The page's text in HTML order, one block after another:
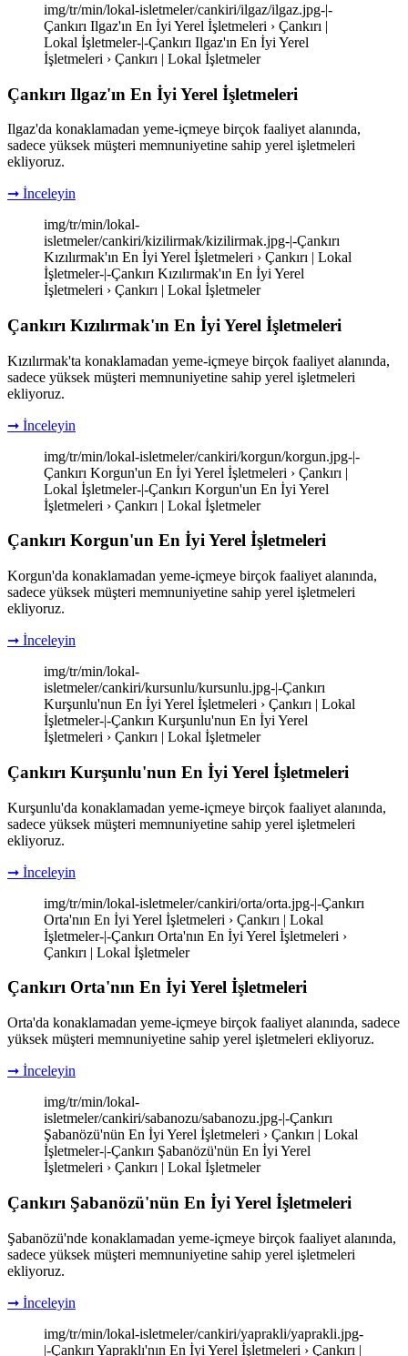
img/tr/min/lokal-isletmeler/cankiri/ilgaz/ilgaz.jpg-|-
Çankırı Ilgaz'ın En İyi Yerel İşletmeleri › Çankırı |
Lokal İşletmeler-|-Çankırı Ilgaz'ın En İyi Yerel
İşletmeleri › Çankırı | Lokal İşletmeler
Çankırı Ilgaz'ın En İyi Yerel İşletmeleri
Ilgaz'da konaklamadan yeme-içmeye birçok faaliyet alanında,
sadece yüksek müşteri memnuniyetine sahip yerel işletmeleri
ekliyoruz.
➞ İnceleyin
img/tr/min/lokal-
isletmeler/cankiri/kizilirmak/kizilirmak.jpg-|-Çankırı
Kızılırmak'ın En İyi Yerel İşletmeleri › Çankırı | Lokal
İşletmeler-|-Çankırı Kızılırmak'ın En İyi Yerel
İşletmeleri › Çankırı | Lokal İşletmeler
Çankırı Kızılırmak'ın En İyi Yerel İşletmeleri
Kızılırmak'ta konaklamadan yeme-içmeye birçok faaliyet alanında,
sadece yüksek müşteri memnuniyetine sahip yerel işletmeleri
ekliyoruz.
➞ İnceleyin
img/tr/min/lokal-isletmeler/cankiri/korgun/korgun.jpg-|-
Çankırı Korgun'un En İyi Yerel İşletmeleri › Çankırı |
Lokal İşletmeler-|-Çankırı Korgun'un En İyi Yerel
İşletmeleri › Çankırı | Lokal İşletmeler
Çankırı Korgun'un En İyi Yerel İşletmeleri
Korgun'da konaklamadan yeme-içmeye birçok faaliyet alanında,
sadece yüksek müşteri memnuniyetine sahip yerel işletmeleri
ekliyoruz.
➞ İnceleyin
img/tr/min/lokal-
isletmeler/cankiri/kursunlu/kursunlu.jpg-|-Çankırı
Kurşunlu'nun En İyi Yerel İşletmeleri › Çankırı | Lokal
İşletmeler-|-Çankırı Kurşunlu'nun En İyi Yerel
İşletmeleri › Çankırı | Lokal İşletmeler
Çankırı Kurşunlu'nun En İyi Yerel İşletmeleri
Kurşunlu'da konaklamadan yeme-içmeye birçok faaliyet alanında,
sadece yüksek müşteri memnuniyetine sahip yerel işletmeleri
ekliyoruz.
➞ İnceleyin
img/tr/min/lokal-isletmeler/cankiri/orta/orta.jpg-|-Çankırı
Orta'nın En İyi Yerel İşletmeleri › Çankırı | Lokal
İşletmeler-|-Çankırı Orta'nın En İyi Yerel İşletmeleri ›
Çankırı | Lokal İşletmeler
Çankırı Orta'nın En İyi Yerel İşletmeleri
Orta'da konaklamadan yeme-içmeye birçok faaliyet alanında, sadece
yüksek müşteri memnuniyetine sahip yerel işletmeleri ekliyoruz.
➞ İnceleyin
img/tr/min/lokal-
isletmeler/cankiri/sabanozu/sabanozu.jpg-|-Çankırı
Şabanözü'nün En İyi Yerel İşletmeleri › Çankırı | Lokal
İşletmeler-|-Çankırı Şabanözü'nün En İyi Yerel
İşletmeleri › Çankırı | Lokal İşletmeler
Çankırı Şabanözü'nün En İyi Yerel İşletmeleri
Şabanözü'nde konaklamadan yeme-içmeye birçok faaliyet alanında,
sadece yüksek müşteri memnuniyetine sahip yerel işletmeleri
ekliyoruz.
➞ İnceleyin
img/tr/min/lokal-isletmeler/cankiri/yaprakli/yaprakli.jpg-
|-Çankırı Yapraklı'nın En İyi Yerel İşletmeleri › Çankırı |